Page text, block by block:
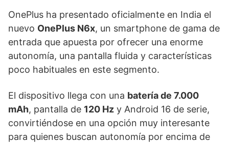
OnePlus ha presentado oficialmente en India el
nuevo OnePlus N6x, un smartphone de gama de
entrada que apuesta por ofrecer una enorme
autonomía, una pantalla fluida y características
poco habituales en este segmento.
El dispositivo llega con una batería de 7.000
mAh, pantalla de 120 Hz y Android 16 de serie,
convirtiéndose en una opción muy interesante
para quienes buscan autonomía por encima de